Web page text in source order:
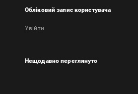
Обліковий запис користувача
Увійти
Нещодавно переглянуто